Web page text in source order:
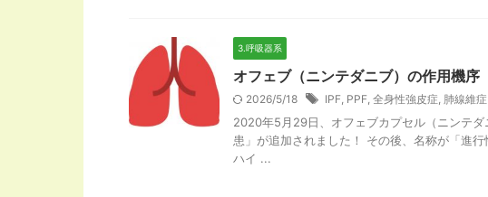
3.呼吸器系
オフェブ（ニンテダニブ）の作用機序
2026/5/18 IPF PPF 全身性強皮症 肺線維症
2020年5月29日、オフェブカプセル（ニンテ
患」が追加されました！ その後、名称が「進
ハイ ...